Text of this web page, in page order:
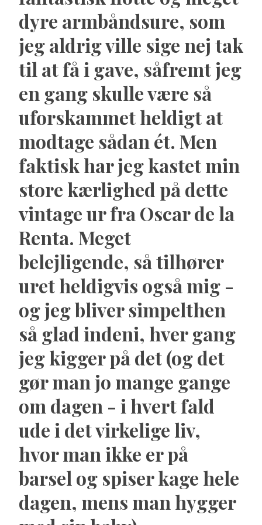
dyre armbåndsure, som
jeg aldrig ville sige nej tak
til at få i gave, såfremt jeg
en gang skulle være så
uforskammet heldigt at
modtage sådan ét. Men
faktisk har jeg kastet min
store kærlighed på dette
vintage ur fra Oscar de la
Renta. Meget
belejligende, så tilhører
uret heldigvis også mig -
og jeg bliver simpelthen
så glad indeni, hver gang
jeg kigger på det (og det
gør man jo mange gange
om dagen - i hvert fald
ude i det virkelige liv,
hvor man ikke er på
barsel og spiser kage hele
dagen, mens man hygger